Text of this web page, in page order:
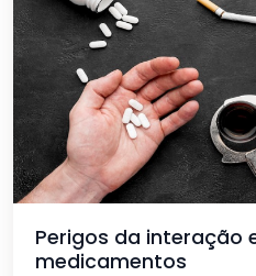
Perigos da interação
medicamentos